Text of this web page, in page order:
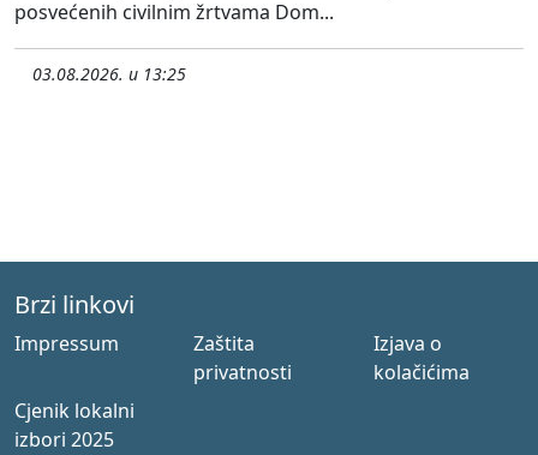
posvećenih civilnim žrtvama Dom...
03.08.2026. u 13:25
Brzi linkovi
Impressum
Zaštita
privatnosti
Izjava o
kolačićima
Cjenik lokalni
izbori 2025